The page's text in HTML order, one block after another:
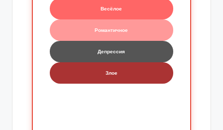
Весёлое
Романтичное
Депрессия
Злое